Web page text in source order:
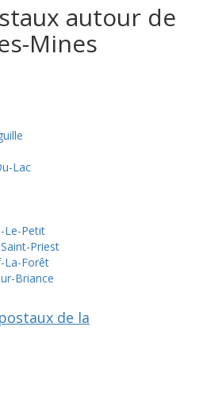
autour de
Mines
Lac
Le-Petit
Priest
La-Forêt
Briance
de la